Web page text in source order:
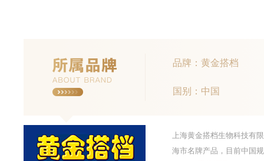
品牌：黄金搭档
国别：中国
上海黄金搭档生物科技有
海市名牌产品，目前中国